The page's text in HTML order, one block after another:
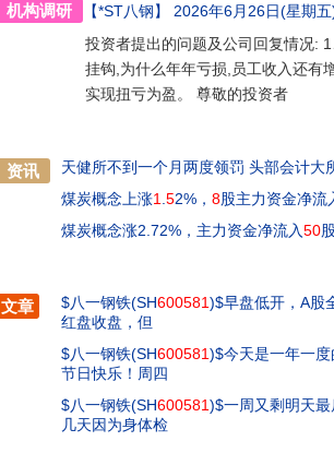
机构调研 【*ST八钢】
2026年6月26日(星期
投资者提出的问题及公司回复情况:
挂钩,为什么年年亏损,员工收入还有
实现扭亏为盈。 尊敬的投资者
资讯
天健所不到一个月两度领罚 头部会计大
煤炭概念上涨1 52%， 8股主力资金净流
煤炭概念涨2.72%，主力资金净流入50
文章 $八一钢铁(SH600581)$早盘低开，A股
红盘收盘，但
$八一钢铁(SH600581)$今天是一年一
节日快乐！周四
$八一钢铁(SH600581)$一周又剩明天
几天因为身体检